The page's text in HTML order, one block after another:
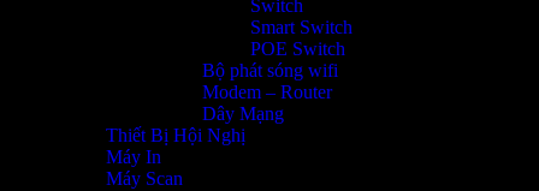
Switch
Smart Switch
POE Switch
Bộ phát sóng wifi
Modem – Router
Dây Mạng
Thiết Bị Hội Nghị
Máy In
Máy Scan